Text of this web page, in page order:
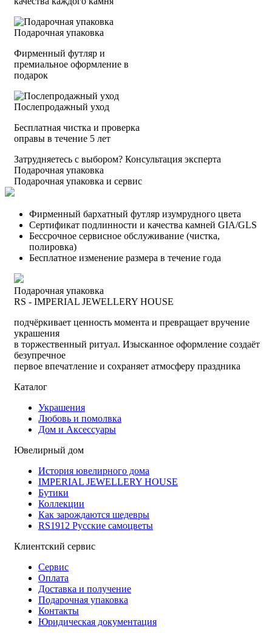
Подарочная упаковка
Фирменный футляр и
премиальное оформление в
подарок
Послепродажный уход
Бесплатная чистка и проверка
оправы в течение 5 лет
Затрудняетесь с выбором? Консультация эксперта
Подарочная упаковка
Подарочная упаковка и сервис
Фирменный бархатный футляр изумрудного цвета
Сертификат подлинности и качества камней GIA/GLS
Бессрочное сервисное обслуживание (чистка,
полировка)
Бесплатное изменение размера в течение года
Подарочная упаковка
RS - IMPERIAL JEWELLERY HOUSE
подчёркивает ценность момента и превращает вручение
украшения
в торжественный ритуал. Изысканное оформление создаёт
безупречное
первое впечатление и сохраняет атмосферу праздника
Каталог
Украшения
Любовь и помолвка
Дом и Аксессуары
Ювелирный дом
История ювелирного дома
IMPERIAL JEWELLERY HOUSE
Бутики
Коллекции
Как зарождаются шедевры
RS1912 Русские самоцветы
Клиентский сервис
Сервис
Оплата
Доставка и получение
Подарочная упаковка
Контакты
Юридическая документация